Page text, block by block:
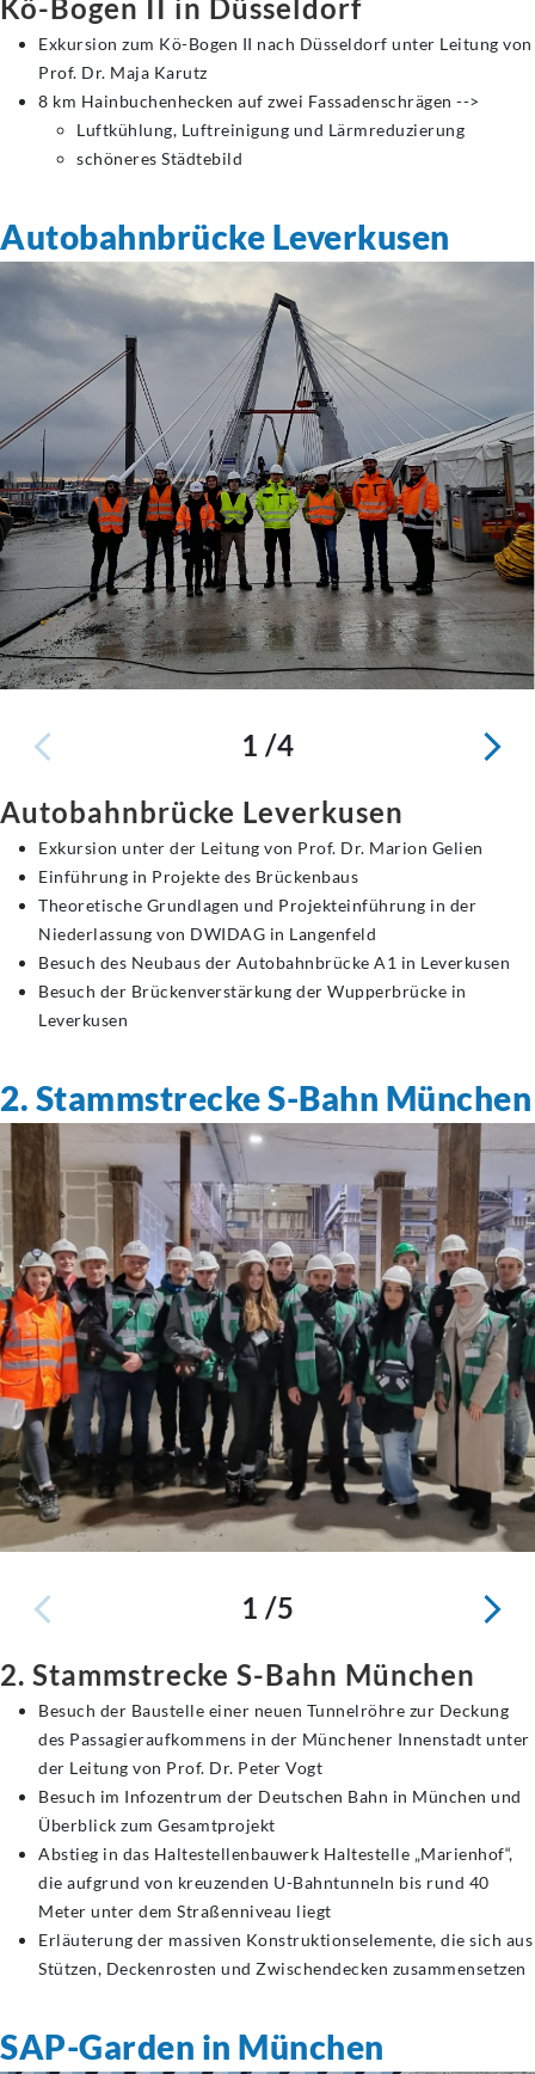
Kö-Bogen II in Düsseldorf
Exkursion zum Kö-Bogen II nach Düsseldorf unter Leitung von
Prof. Dr. Maja Karutz
8 km Hainbuchenhecken auf zwei Fassadenschrägen -->
Luftkühlung, Luftreinigung und Lärmreduzierung
schöneres Städtebild
Autobahnbrücke Leverkusen
1 /4
Autobahnbrücke Leverkusen
Exkursion unter der Leitung von Prof. Dr. Marion Gelien
Einführung in Projekte des Brückenbaus
Theoretische Grundlagen und Projekteinführung in der
Niederlassung von DWIDAG in Langenfeld
Besuch des Neubaus der Autobahnbrücke A1 in Leverkusen
Besuch der Brückenverstärkung der Wupperbrücke in
Leverkusen
2. Stammstrecke S-Bahn München
1 /5
2. Stammstrecke S-Bahn München
Besuch der Baustelle einer neuen Tunnelröhre zur Deckung
des Passagieraufkommens in der Münchener Innenstadt unter
der Leitung von Prof. Dr. Peter Vogt
Besuch im Infozentrum der Deutschen Bahn in München und
Überblick zum Gesamtprojekt
Abstieg in das Haltestellenbauwerk Haltestelle „Marienhof“,
die aufgrund von kreuzenden U-Bahntunneln bis rund 40
Meter unter dem Straßenniveau liegt
Erläuterung der massiven Konstruktionselemente, die sich aus
Stützen, Deckenrosten und Zwischendecken zusammensetzen
SAP-Garden in München